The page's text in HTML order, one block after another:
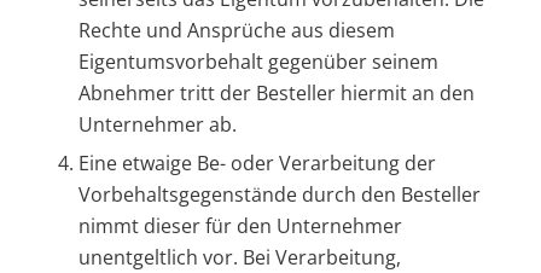
Rechte und Ansprüche aus diesem
Eigentumsvorbehalt gegenüber seinem
Abnehmer tritt der Besteller hiermit an den
Unternehmer ab.
Eine etwaige Be- oder Verarbeitung der
Vorbehaltsgegenstände durch den Besteller
nimmt dieser für den Unternehmer
unentgeltlich vor. Bei Verarbeitung,